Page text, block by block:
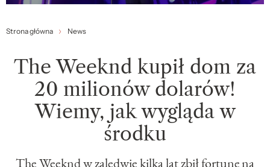
Strona główna News
The Weeknd kupił dom za
20 milionów dolarów!
Wiemy, jak wygląda w
środku
The Weeknd w zaledwie kilka lat zbił fortunę na